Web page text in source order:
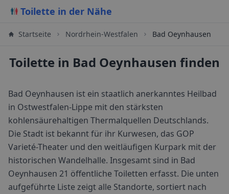
Toilette in der Nähe
Startseite Nordrhein-Westfalen Bad Oeynhausen
Toilette in Bad Oeynhausen finden
Bad Oeynhausen ist ein staatlich anerkanntes Heilbad
in Ostwestfalen-Lippe mit den stärksten
kohlensäurehaltigen Thermalquellen Deutschlands.
Die Stadt ist bekannt für ihr Kurwesen, das GOP
Varieté-Theater und den weitläufigen Kurpark mit der
historischen Wandelhalle. Insgesamt sind in Bad
Oeynhausen 21 öffentliche Toiletten erfasst. Die unten
aufgeführte Liste zeigt alle Standorte, sortiert nach